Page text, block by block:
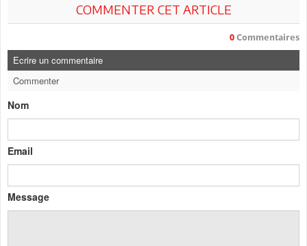
COMMENTER CET ARTICLE
0 Commentaires
Ecrire un commentaire
Commenter
Nom
Email
Message